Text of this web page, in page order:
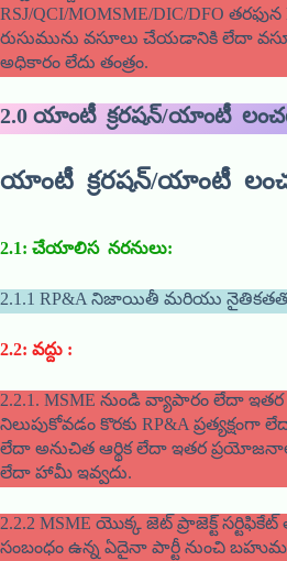
RSJ/QCI/MOMSME/DIC/DFO
రుసుమును వసూలు చేయడానికి లేదా
అధికారం లేదు తంత్రం.
2.0 యాంటీ క్రరషన్/యాంటీ
యాంటీ క్రరషన్/యాంటీ
2.1: చేయాలిస నరనులు:
2.1.1 RP&A నిజాయితీ మరియు
2.2: వద్దు :
2.2.1. MSME నుండి వ్యాపారం లేదా
నిలుపుకోవడం కొరకు RP&A ప్రత్యక్షంగా
లేదా అనుచిత ఆర్థిక లేదా ఇతర
లేదా హామీ ఇవ్వదు.
2.2.2 MSME యొక్క జెట్ ప్రాజెక్ట్
సంబంధం ఉన్న ఏదైనా పార్టీ నుంచి